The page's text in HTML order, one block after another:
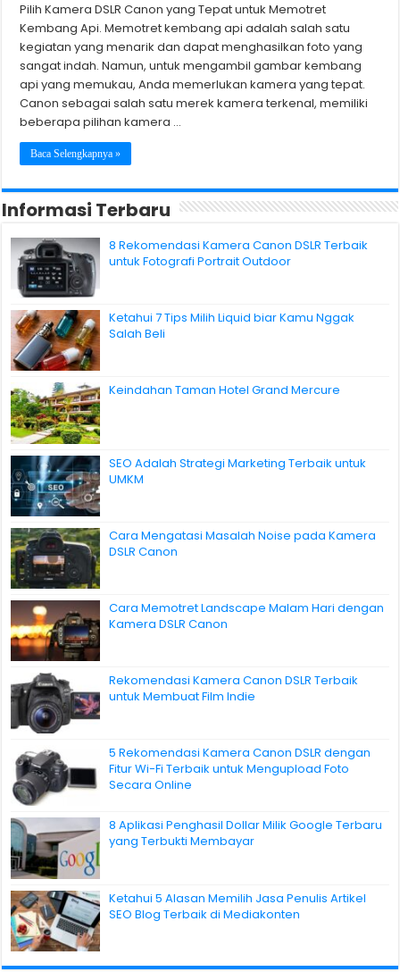
Pilih Kamera DSLR Canon yang Tepat untuk Memotret
Kembang Api. Memotret kembang api adalah salah satu
kegiatan yang menarik dan dapat menghasilkan foto yang
sangat indah. Namun, untuk mengambil gambar kembang
api yang memukau, Anda memerlukan kamera yang tepat.
Canon sebagai salah satu merek kamera terkenal, memiliki
beberapa pilihan kamera …
Baca Selengkapnya »
Informasi Terbaru
8 Rekomendasi Kamera Canon DSLR Terbaik
untuk Fotografi Portrait Outdoor
Ketahui 7 Tips Milih Liquid biar Kamu Nggak
Salah Beli
Keindahan Taman Hotel Grand Mercure
SEO Adalah Strategi Marketing Terbaik untuk
UMKM
Cara Mengatasi Masalah Noise pada Kamera
DSLR Canon
Cara Memotret Landscape Malam Hari dengan
Kamera DSLR Canon
Rekomendasi Kamera Canon DSLR Terbaik
untuk Membuat Film Indie
5 Rekomendasi Kamera Canon DSLR dengan
Fitur Wi-Fi Terbaik untuk Mengupload Foto
Secara Online
8 Aplikasi Penghasil Dollar Milik Google Terbaru
yang Terbukti Membayar
Ketahui 5 Alasan Memilih Jasa Penulis Artikel
SEO Blog Terbaik di Mediakonten